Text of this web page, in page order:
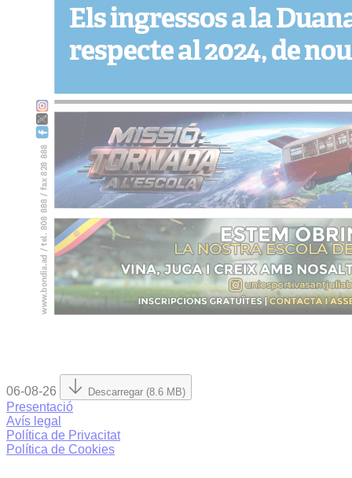
06-08-26 Descarregar (8.6 MB)
Presentació
Avís legal
Política de Privacitat
Política de Cookies